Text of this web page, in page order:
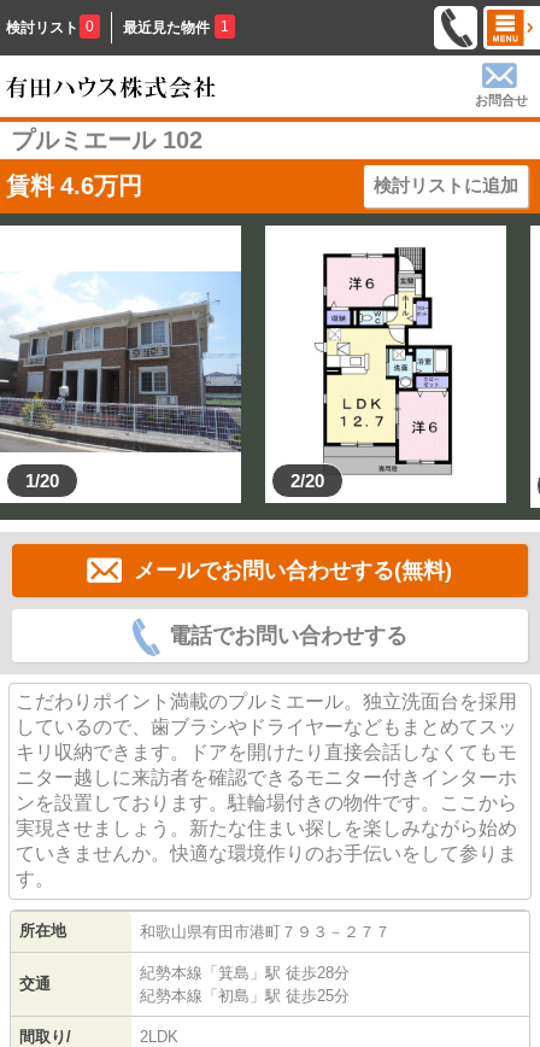
検討リスト 0 最近見た物件 1
お問合せ
プルミエール 102
賃料 4.6万円 検討リストに追加
1/20 2/20
メールでお問い合わせする(無料)
電話でお問い合わせする
こだわりポイント満載のプルミエール。独立洗面台を採用
しているので、歯ブラシやドライヤーなどもまとめてスッ
キリ収納できます。ドアを開けたり直接会話しなくてもモ
ニター越しに来訪者を確認できるモニター付きインターホ
ンを設置しております。駐輪場付きの物件です。ここから
実現させましょう。新たな住まい探しを楽しみながら始め
ていきませんか。快適な環境作りのお手伝いをして参りま
す。
所在地 和歌山県有田市港町 ７９３－２７７
交通
紀勢本線 「 箕島 」駅 徒歩28分
紀勢本線 「 初島 」駅 徒歩25分
間取り/
2LDK